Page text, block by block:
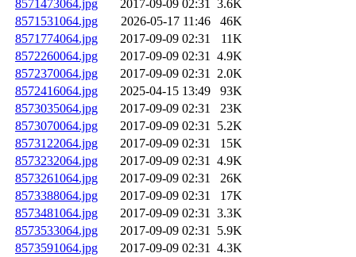
8571473064.jpg
2017-09-09 02:31 3.6K
8571531064.jpg
2026-05-17 11:46
46K
8571774064.jpg
2017-09-09 02:31
11K
8572260064.jpg
2017-09-09 02:31 4.9K
8572370064.jpg
2017-09-09 02:31 2.0K
8572416064.jpg
2025-04-15 13:49
93K
8573035064.jpg
2017-09-09 02:31
23K
8573070064.jpg
2017-09-09 02:31 5.2K
8573122064.jpg
2017-09-09 02:31
15K
8573232064.jpg
2017-09-09 02:31 4.9K
8573261064.jpg
2017-09-09 02:31
26K
8573388064.jpg
2017-09-09 02:31
17K
8573481064.jpg
2017-09-09 02:31 3.3K
8573533064.jpg
2017-09-09 02:31 5.9K
8573591064.jpg
2017-09-09 02:31 4.3K